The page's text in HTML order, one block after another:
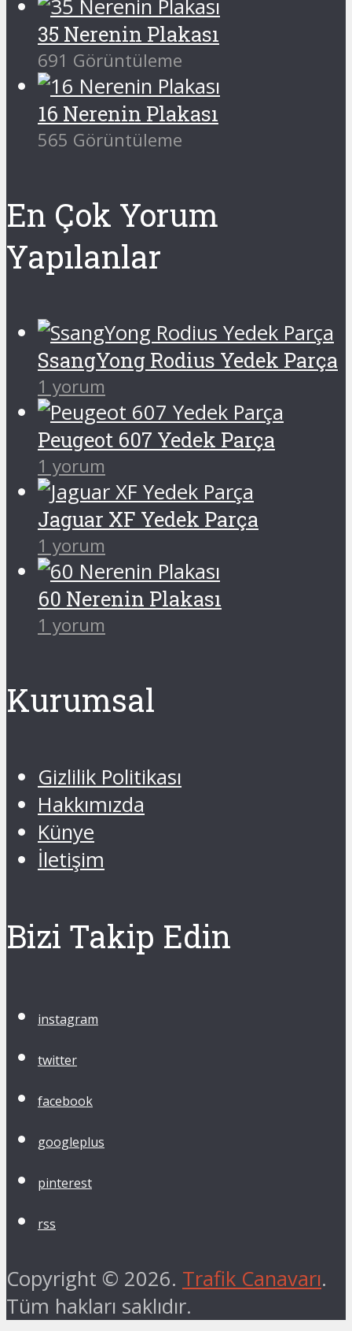
35 Nerenin Plakası
691 Görüntüleme
16 Nerenin Plakası
565 Görüntüleme
En Çok Yorum
Yapılanlar
SsangYong Rodius Yedek Parça
1 yorum
Peugeot 607 Yedek Parça
1 yorum
Jaguar XF Yedek Parça
1 yorum
60 Nerenin Plakası
1 yorum
Kurumsal
Gizlilik Politikası
Hakkımızda
Künye
İletişim
Bizi Takip Edin
instagram
twitter
facebook
googleplus
pinterest
rss
Copyright © 2026. Trafik Canavarı.
Tüm hakları saklıdır.